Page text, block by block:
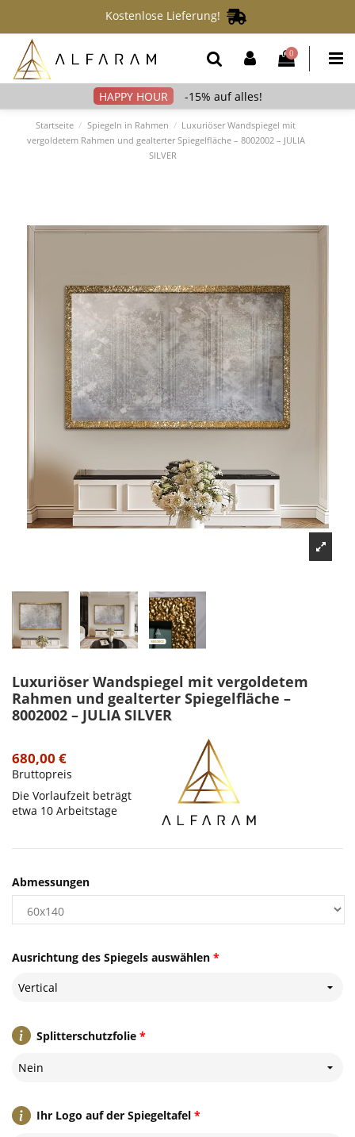
Kostenlose Lieferung!
0
-15% auf alles!
Startseite Spiegeln in Rahmen
Luxuriöser Wandspiegel mit
vergoldetem Rahmen und gealterter Spiegelfläche – 8002002 – JULIA
SILVER
Luxuriöser Wandspiegel mit vergoldetem
Rahmen und gealterter Spiegelfläche –
8002002 – JULIA SILVER
680,00 €
Bruttopreis
Die Vorlaufzeit beträgt
etwa 10 Arbeitstage
*
Ausrichtung des Spiegels auswählen
Vertical
*
Splitterschutzfolie
Nein
*
Ihr Logo auf der Spiegeltafel
Abmessungen